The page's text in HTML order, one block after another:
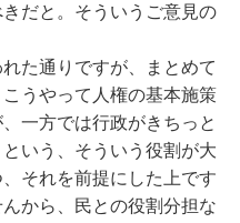
だと。そういうご意見の
た通りですが、まとめて
うやって人権の基本施策
一方では行政がきちっと
いう、そういう役割が大
それを前提にした上です
から、民との役割分担な